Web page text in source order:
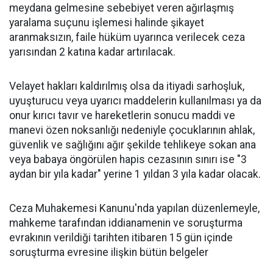
meydana gelmesine sebebiyet veren ağırlaşmış
yaralama suçunu işlemesi halinde şikayet
aranmaksızın, faile hüküm uyarınca verilecek ceza
yarısından 2 katına kadar artırılacak.
Velayet hakları kaldırılmış olsa da itiyadi sarhoşluk,
uyuşturucu veya uyarıcı maddelerin kullanılması ya da
onur kırıcı tavır ve hareketlerin sonucu maddi ve
manevi özen noksanlığı nedeniyle çocuklarının ahlak,
güvenlik ve sağlığını ağır şekilde tehlikeye sokan ana
veya babaya öngörülen hapis cezasının sınırı ise "3
aydan bir yıla kadar" yerine 1 yıldan 3 yıla kadar olacak.
Ceza Muhakemesi Kanunu'nda yapılan düzenlemeyle,
mahkeme tarafından iddianamenin ve soruşturma
evrakının verildiği tarihten itibaren 15 gün içinde
soruşturma evresine ilişkin bütün belgeler